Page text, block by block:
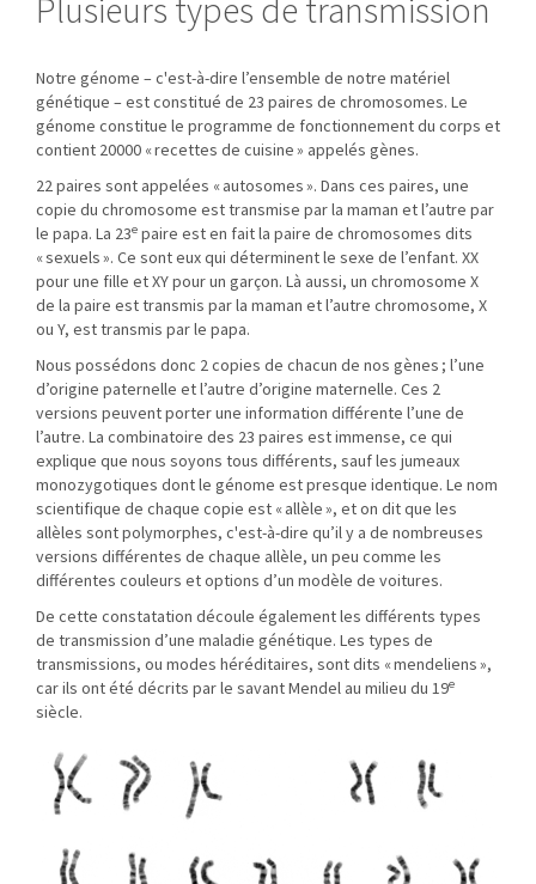
Plusieurs types de transmission
Notre génome – c'est-à-dire l’ensemble de notre matériel
génétique – est constitué de 23 paires de chromosomes. Le
génome constitue le programme de fonctionnement du corps et
contient 20000 « recettes de cuisine » appelés gènes.
22 paires sont appelées « autosomes ». Dans ces paires, une
copie du chromosome est transmise par la maman et l’autre par
le papa. La 23e paire est en fait la paire de chromosomes dits
« sexuels ». Ce sont eux qui déterminent le sexe de l’enfant. XX
pour une fille et XY pour un garçon. Là aussi, un chromosome X
de la paire est transmis par la maman et l’autre chromosome, X
ou Y, est transmis par le papa.
Nous possédons donc 2 copies de chacun de nos gènes ; l’une
d’origine paternelle et l’autre d’origine maternelle. Ces 2
versions peuvent porter une information différente l’une de
l’autre. La combinatoire des 23 paires est immense, ce qui
explique que nous soyons tous différents, sauf les jumeaux
monozygotiques dont le génome est presque identique. Le nom
scientifique de chaque copie est « allèle », et on dit que les
allèles sont polymorphes, c'est-à-dire qu’il y a de nombreuses
versions différentes de chaque allèle, un peu comme les
différentes couleurs et options d’un modèle de voitures.
De cette constatation découle également les différents types
de transmission d’une maladie génétique. Les types de
transmissions, ou modes héréditaires, sont dits « mendeliens »,
car ils ont été décrits par le savant Mendel au milieu du 19e
siècle.